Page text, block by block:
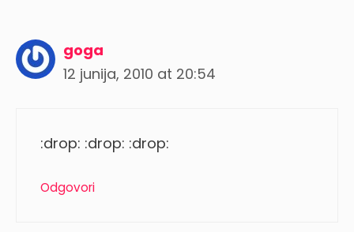
goga
12 junija, 2010 at 20:54
:drop: :drop: :drop:
Odgovori